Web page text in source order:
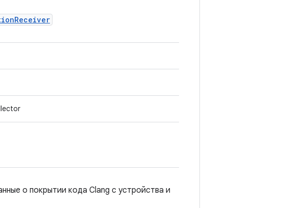
о покрытии кода Clang с устройства и